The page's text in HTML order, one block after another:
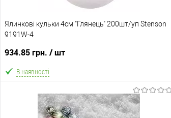
Ялинкові кульки 4см "Глянець" 200шт/уп Stenson
9191W-4
934.85 грн. / шт
В наявності
В кошик